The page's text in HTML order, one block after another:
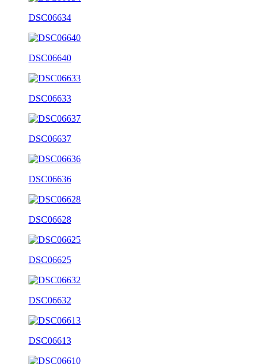
DSC06634
DSC06640
DSC06633
DSC06637
DSC06636
DSC06628
DSC06625
DSC06632
DSC06613